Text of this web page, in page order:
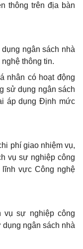
thông trên địa bàn
ngân sách nhà
thông tin.
nhân có hoạt động
sử dụng ngân sách
áp dụng Định mức
phí giao nhiệm vụ,
vụ sự nghiệp công
vực Công nghệ
sự nghiệp công
ngân sách nhà